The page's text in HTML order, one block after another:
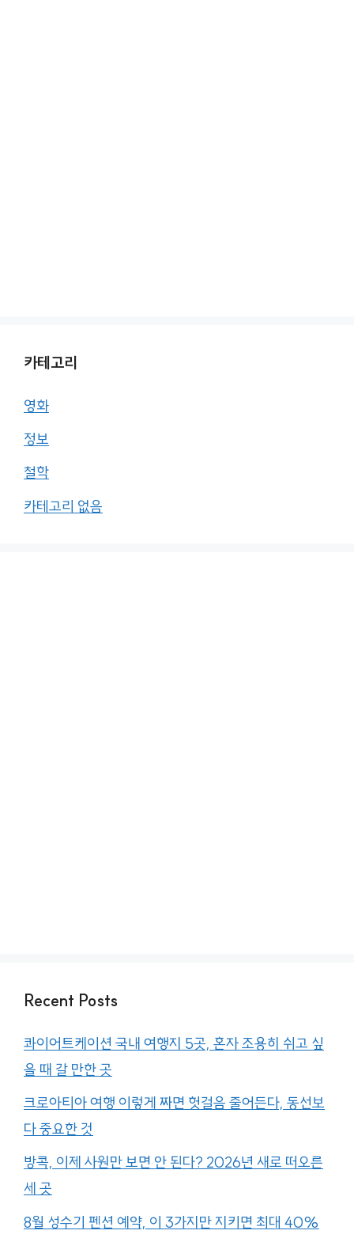
카테고리
영화
정보
철학
카테고리 없음
Recent Posts
콰이어트케이션 국내 여행지 5곳, 혼자 조용히 쉬고 싶
을 때 갈 만한 곳
크로아티아 여행 이렇게 짜면 헛걸음 줄어든다, 동선보
다 중요한 것
방콕, 이제 사원만 보면 안 된다? 2026년 새로 떠오른
세 곳
8월 성수기 펜션 예약, 이 3가지만 지키면 최대 40%